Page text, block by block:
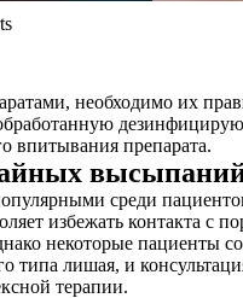
необходимо их
впитывания препарата.
среди
избежать контакта
некоторые
типа лишая, и
терапии.